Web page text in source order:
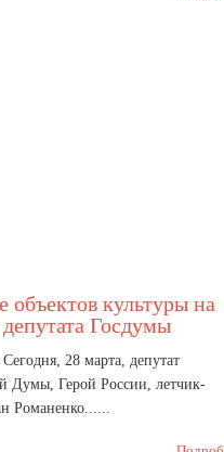
объектов культуры на
Госдумы
28 марта, депутат
Думы, Герой России, летчик-
Романенко......